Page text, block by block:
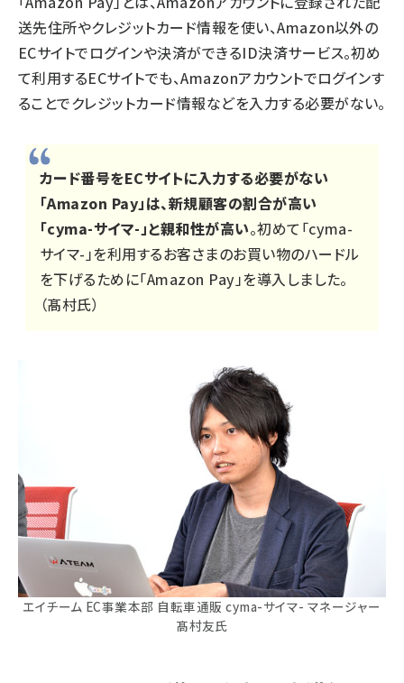
送先住所やクレジットカード情報を使い、Amazon以外の
ECサイトでログインや決済ができるID決済サービス。初め
て利用するECサイトでも、Amazonアカウントでログインす
ることでクレジットカード情報などを入力する必要がない。
カード番号をECサイトに入力する必要がない
「Amazon Pay」は、新規顧客の割合が高い
「cyma-サイマ-」と親和性が高い。初めて「cyma-
サイマ-」を利用するお客さまのお買い物のハードル
を下げるために「Amazon Pay」を導入しました。
（髙村氏）
エイチーム EC事業本部 自転車通販 cyma-サイマ- マネージャー
髙村友氏